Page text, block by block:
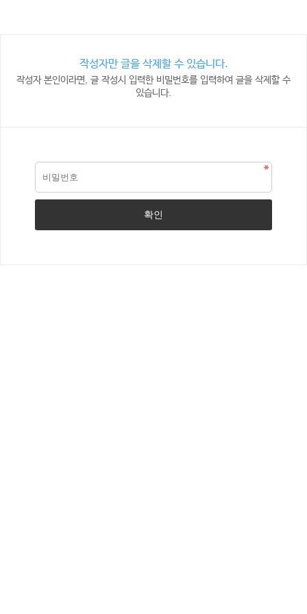
작성자만 글을 삭제할 수 있습니다.
작성자 본인이라면, 글 작성시 입력한 비밀번호를 입력하여 글을 삭제할 수
있습니다.